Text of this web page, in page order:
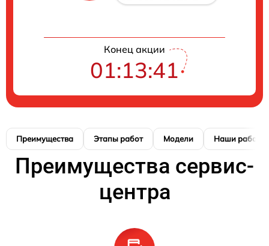
Конец акции
01:13:41
Преимущества Этапы работ Модели Наши работы
Преимущества сервис-
центра